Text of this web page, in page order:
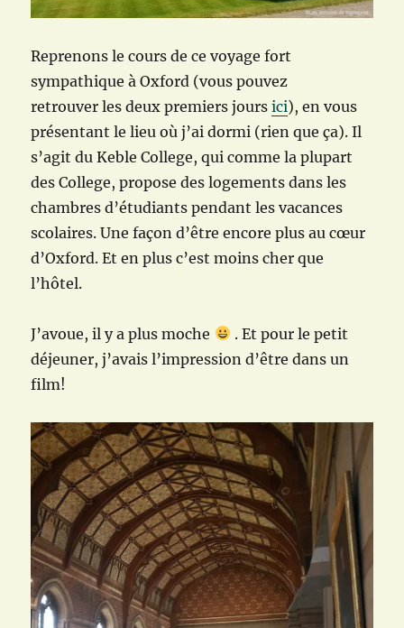
Reprenons le cours de ce voyage fort
sympathique à Oxford (vous pouvez
retrouver les deux premiers joursici), en vous
présentant le lieu où j’ai dormi (rien que ça). Il
s’agit du Keble College, qui comme la plupart
des College, propose des logements dans les
chambres d’étudiants pendant les vacances
scolaires. Une façon d’être encore plus au cœur
d’Oxford. Et en plus c’est moins cher que
l’hôtel.
J’avoue, il y a plus moche
. Et pour le petit
déjeuner, j’avais l’impression d’être dans un
film!